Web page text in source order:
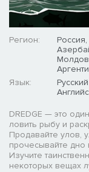
Регион:
Язык:
DREDGE — это
ловить рыбу и
Продавайте улов,
прочесывайте дно
Изучите
некоторых вещах